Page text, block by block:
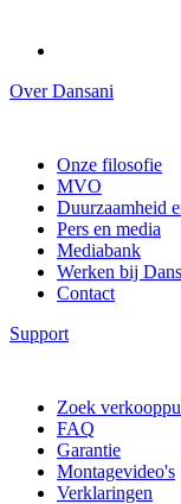
Over Dansani
Onze filosofie
MVO
Duurzaamheid
Pers en media
Mediabank
Werken bij
Contact
Support
Zoek
FAQ
Garantie
Montagevideo's
Verklaringen